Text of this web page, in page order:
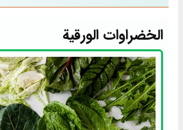
الخضراوات الورقية